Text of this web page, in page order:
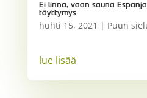
Ei linna, vaan sauna
täyttymys
huhti 15, 2021 | Puun
lue lisää